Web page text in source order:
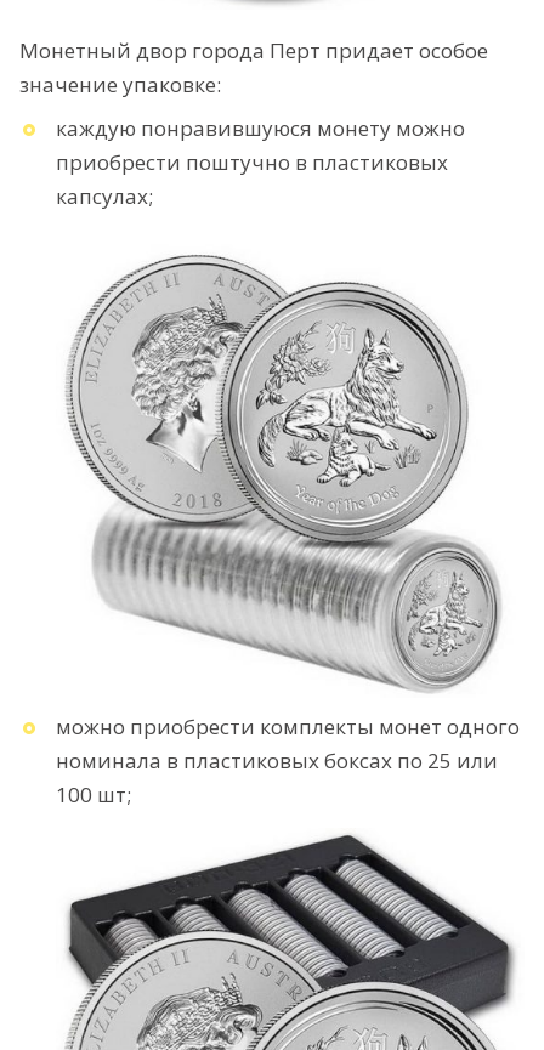
Монетный двор города Перт придает особое
значение упаковке:
каждую понравившуюся монету можно
приобрести поштучно в пластиковых
капсулах;
можно приобрести комплекты монет одного
номинала в пластиковых боксах по 25 или
100 шт;